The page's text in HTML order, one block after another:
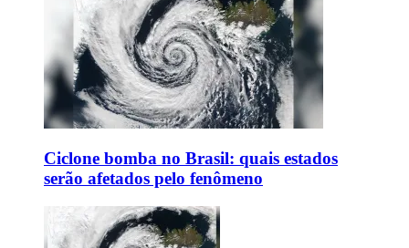
Ciclone bomba no Brasil: quais estados
serão afetados pelo fenômeno